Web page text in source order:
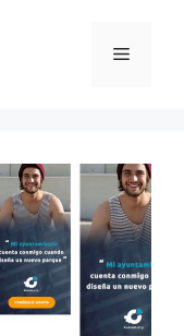
Menú